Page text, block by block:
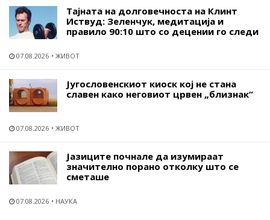
Тајната на долговечноста на Клинт
Иствуд: Зеленчук, медитација и
правило 90:10 што со децении го следи
07.08.2026 ЖИВОТ
Југословенскиот киоск кој не стана
славен како неговиот црвен „близнак“
07.08.2026 ЖИВОТ
Јазиците почнале да изумираат
значително порано отколку што се
сметаше
07.08.2026 НАУКА